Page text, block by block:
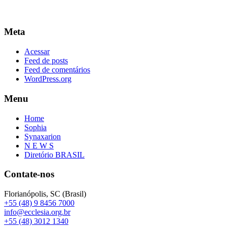
Meta
Acessar
Feed de posts
Feed de comentários
WordPress.org
Menu
Home
Sophia
Synaxarion
N E W S
Diretório BRASIL
Contate-nos
Florianópolis, SC (Brasil)
+55 (48) 9 8456 7000
info@ecclesia.org.br
+55 (48) 3012 1340